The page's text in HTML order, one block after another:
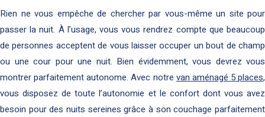
Rien ne vous empêche de chercher par vous-même un site pour
passer la nuit. À l’usage, vous vous rendrez compte que beaucoup
de personnes acceptent de vous laisser occuper un bout de champ
ou une cour pour une nuit. Bien évidemment, vous devrez vous
montrer parfaitement autonome. Avec notre van aménagé 5 places,
vous disposez de toute l’autonomie et le confort dont vous avez
besoin pour des nuits sereines grâce à son couchage parfaitement